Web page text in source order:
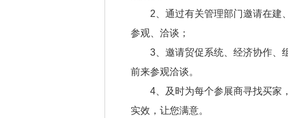
2、通过有关管理部门邀请在建
参观、洽谈；
3、邀请贸促系统、经济协作、
前来参观洽谈。
4、及时为每个参展商寻找买家
实效，让您满意。